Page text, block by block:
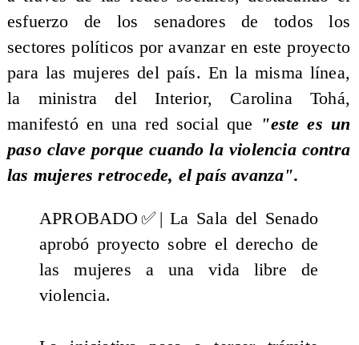
esfuerzo de los senadores de todos los
sectores políticos por avanzar en este proyecto
para las mujeres del país. En la misma línea,
la ministra del Interior, Carolina Tohá,
manifestó en una red social que
"este es un
paso clave porque cuando la violencia contra
las mujeres retrocede, el país avanza".
APROBADO✅| La Sala del Senado
aprobó proyecto sobre el derecho de
las mujeres a una vida libre de
violencia.